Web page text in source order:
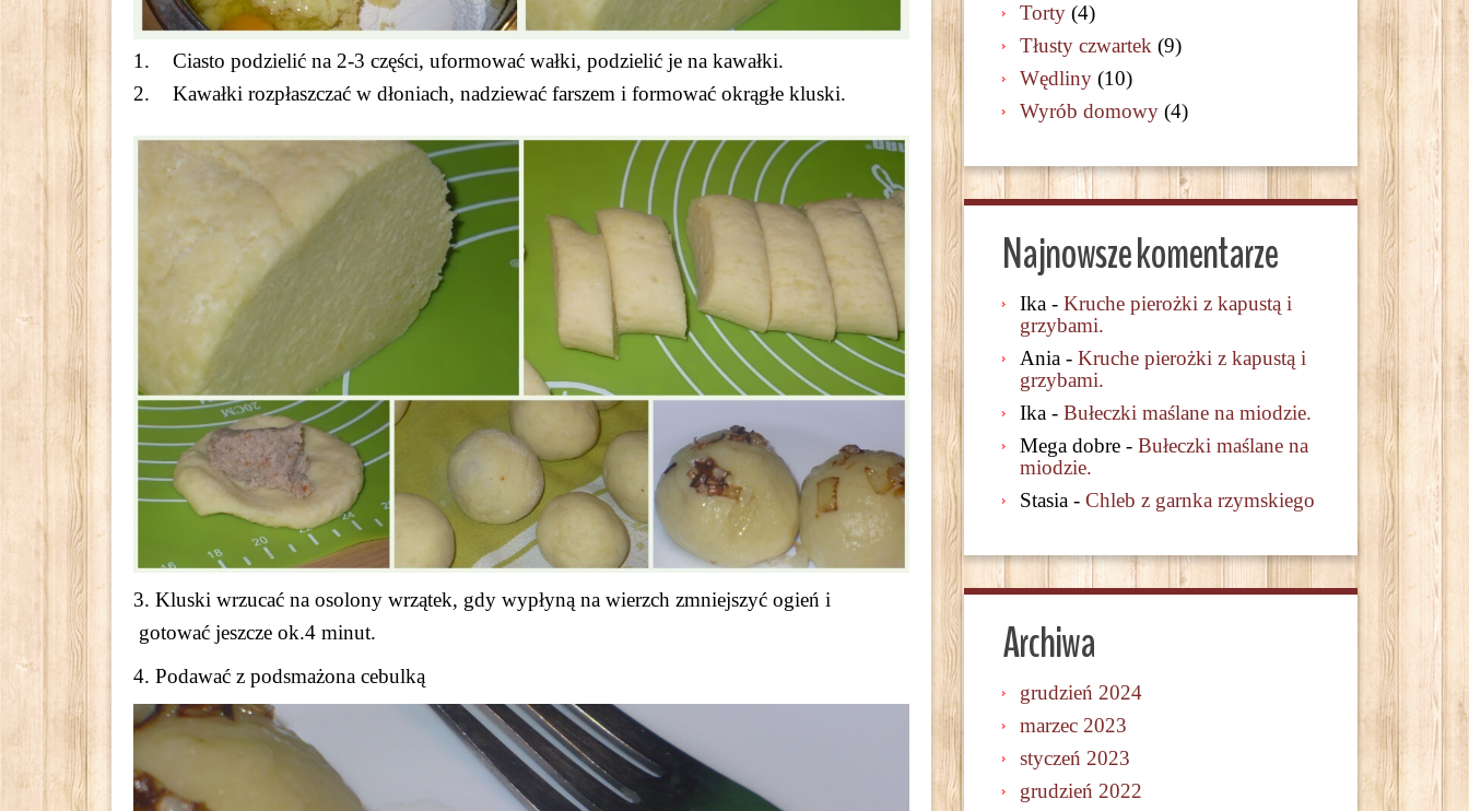
Ciasto podzielić na 2-3 części, uformować wałki, podzielić je na kawałki.
Kawałki rozpłaszczać w dłoniach, nadziewać farszem i formować okrągłe kluski.
3. Kluski wrzucać na osolony wrzątek, gdy wypłyną na wierzch zmniejszyć ogień i
gotować jeszcze ok.4 minut.
4. Podawać z podsmażona cebulką
Torty (4)
Tłusty czwartek (9)
Wędliny (10)
Wyrób domowy (4)
Najnowsze komentarze
Ika - Kruche pierożki z kapustą i
grzybami.
Ania - Kruche pierożki z kapustą i
grzybami.
Ika - Bułeczki maślane na miodzie.
Mega dobre - Bułeczki maślane na
miodzie.
Stasia - Chleb z garnka rzymskiego
Archiwa
grudzień 2024
marzec 2023
styczeń 2023
grudzień 2022